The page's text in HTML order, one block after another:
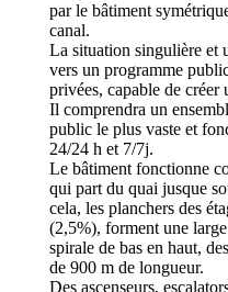
par le bâtiment
canal.
La situation singulière et
vers un programme
privées, capable de
Il comprendra un
public le plus vaste et
24/24 h et 7/7j.
Le bâtiment fonctionne
qui part du quai jusque
cela, les planchers des
(2,5%), forment une
spirale de bas en haut,
de 900 m de longueur.
Des ascenseurs,